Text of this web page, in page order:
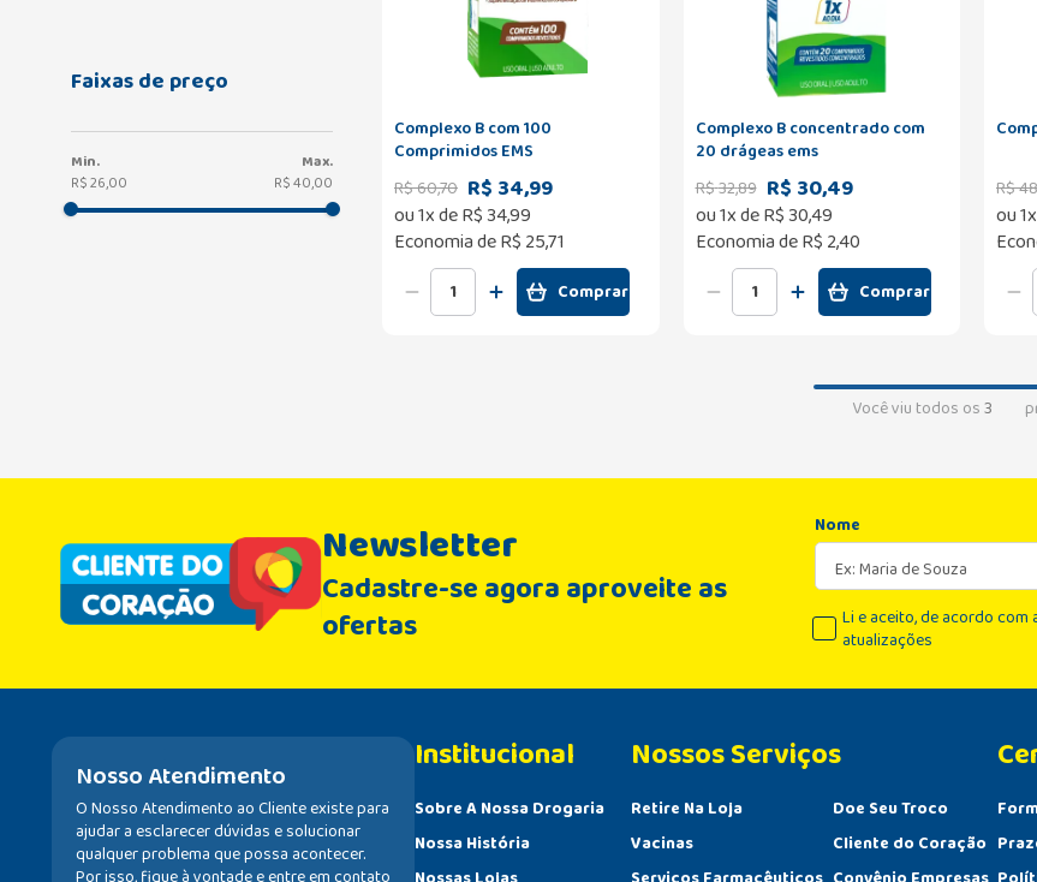
Faixas de preço
R$ 26,00 R$ 40,00
Complexo B com 100
Comprimidos EMS
R$60,70 R$ 34,99
ou1x deR$34,99
Economia deR$ 25,71
Comprar
Complexo B concentrado com
20 drágeas ems
R$32,89 R$ 30,49
ou1x deR$30,49
Economia deR$ 2,40
Comprar
R$48
ou1
Você viu todos os3
Newsletter
Cadastre-se agora aproveite as
ofertas
Nome
Li e aceito, de acordo com
atualizações
Nosso Atendimento
O Nosso Atendimento ao Cliente existe para
ajudar a esclarecer dúvidas e solucionar
qualquer problema que possa acontecer.
Institucional
Sobre A Nossa Drogaria
Nossa História
Retire Na Loja
Vacinas
Doe Seu Troco
Cliente do Coração